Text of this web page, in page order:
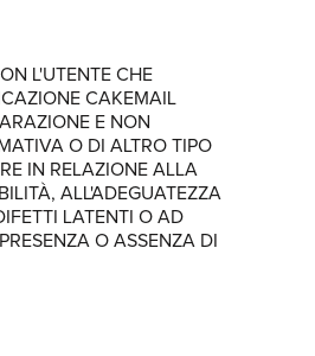
L'UTENTE CHE
CAKEMAIL
E NON
O DI ALTRO TIPO
IN RELAZIONE ALLA
ALL'ADEGUATEZZA
LATENTI O AD
O ASSENZA DI